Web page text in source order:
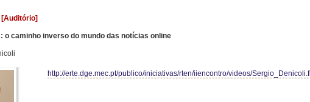
[Auditório]
o caminho inverso do mundo das notícias online
http://erte.dge.mec.pt/publico/iniciativas/rten/iiencontro/videos/